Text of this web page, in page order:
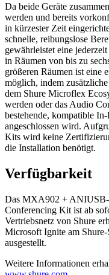
Da beide Geräte
werden und bereits
in kürzester Zeit
schnelle, reibungslose
gewährleistet eine
in Räumen von bis zu
größeren Räumen ist eine
möglich, indem
dem Shure Microflex
werden oder das Audio
bestehende, kompatible
angeschlossen wird.
Kits wird keine
die Installation benötigt.
Verfügbarkeit
Das MXA902 +
Conferencing Kit ist ab
Vertriebsnetz von Shure
Microsoft Ignite am
ausgestellt.
Weitere Informationen